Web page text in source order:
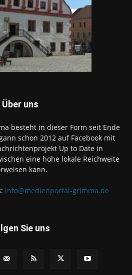
Über uns
besteht in dieser Form seit Ende
schon 2012 auf Facebook mit
Up to Date in
eine hohe lokale Reichweite
kann.
info@medienportal-grimma.de
Sie uns